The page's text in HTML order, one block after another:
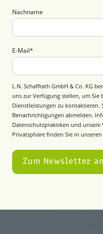
Nachname
E-Mail*
L.N. Schaffrath GmbH & Co. KG
uns zur Verfügung stellen, um
Dienstleistungen zu kontaktieren.
Benachrichtigungen abmelden.
Datenschutzpraktiken und
Privatsphäre finden Sie in unseren